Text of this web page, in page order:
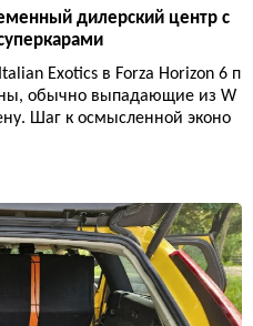
дилерский центр с
Exotics в Forza Horizon 6 п
обычно выпадающие из W
Шаг к осмысленной эконо